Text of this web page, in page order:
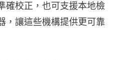
確校正，也可支援本地檢
，讓這些機構提供更可靠